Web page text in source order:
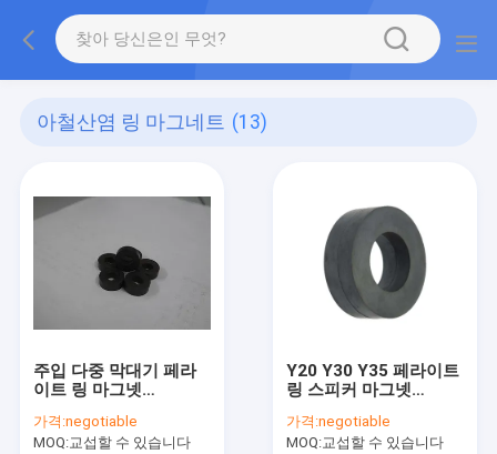
아철산염 링 마그네트 (13)
주입 다중 막대기 페라
이트 링 마그넷
그네트
가격:negotiable
MOQ:교섭할 수 있습니다
Y20 Y30 Y35 페라이트
링 스피커 마그넷
가격:negotiable
MOQ:교섭할 수 있습니다